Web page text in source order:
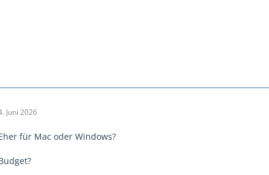
Juni 2026
für Mac oder Windows?